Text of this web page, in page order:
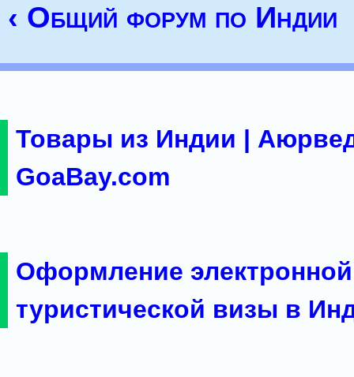
‹ Общий форум по Индии
Товары из Индии |
GoaBay.com
Оформление электронной
туристической визы в